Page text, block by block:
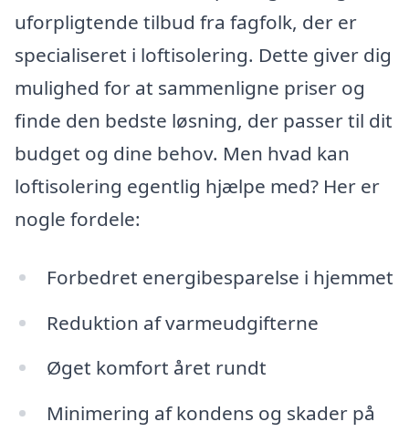
uforpligtende tilbud fra fagfolk, der er
specialiseret i loftisolering. Dette giver dig
mulighed for at sammenligne priser og
finde den bedste løsning, der passer til dit
budget og dine behov. Men hvad kan
loftisolering egentlig hjælpe med? Her er
nogle fordele:
Forbedret energibesparelse i hjemmet
Reduktion af varmeudgifterne
Øget komfort året rundt
Minimering af kondens og skader på